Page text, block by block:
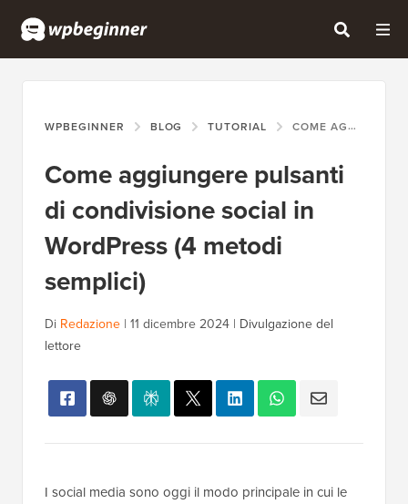
WPBEGINNER BLOG TUTORIAL COME AGGIUNGERE PULSANTI DI CONDIVISIONE SOCIAL IN WORDPRESS (4 METODI SEMPLICI)
Come aggiungere pulsanti
di condivisione social in
WordPress (4 metodi
semplici)
Di Redazione | 11 dicembre 2024 | Divulgazione del
lettore
I social media sono oggi il modo principale in cui le